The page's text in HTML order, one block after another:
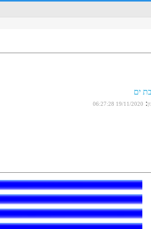
ים
:
19/11/2020 06:27:28